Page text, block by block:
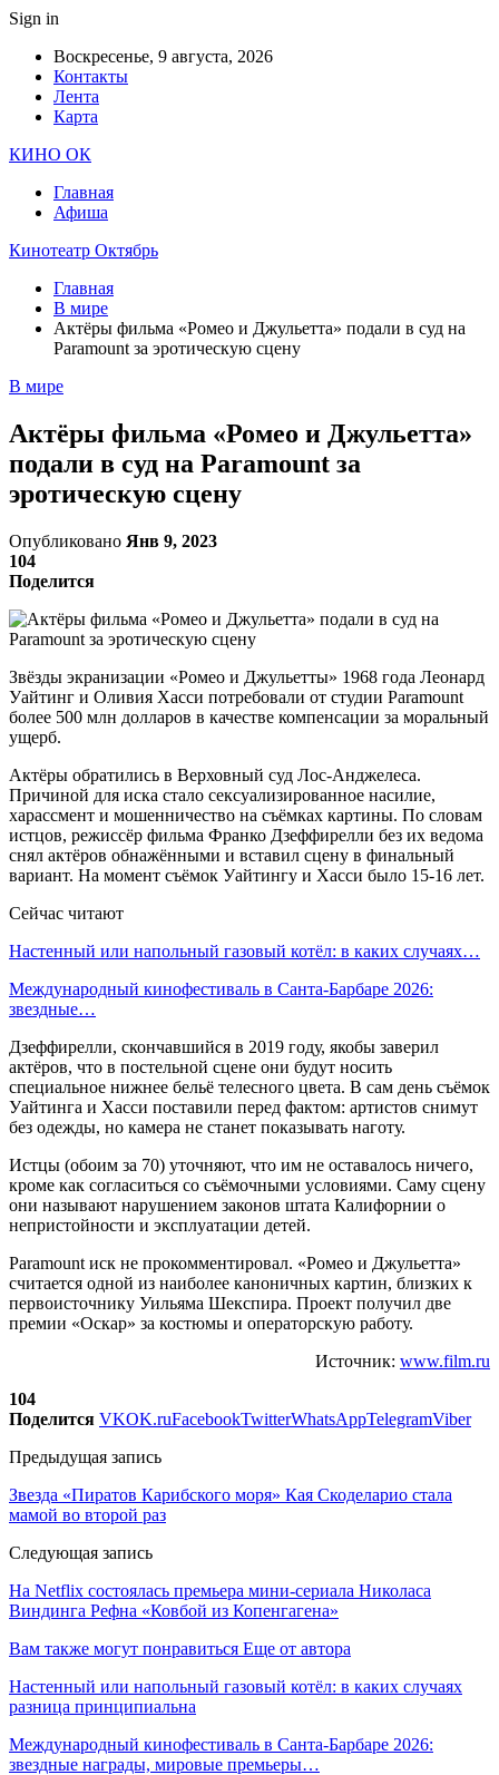
Sign in
Воскресенье, 9 августа, 2026
Контакты
Лента
Карта
КИНО ОК
Главная
Афиша
Кинотеатр Октябрь
Главная
В мире
Актёры фильма «Ромео и Джульетта» подали в суд на
Paramount за эротическую сцену
В мире
Актёры фильма «Ромео и Джульетта»
подали в суд на Paramount за
эротическую сцену
Опубликовано Янв 9, 2023
104
Поделится
Звёзды экранизации «Ромео и Джульетты» 1968 года Леонард
Уайтинг и Оливия Хасси потребовали от студии Paramount
более 500 млн долларов в качестве компенсации за моральный
ущерб.
Актёры обратились в Верховный суд Лос-Анджелеса.
Причиной для иска стало сексуализированное насилие,
харассмент и мошенничество на съёмках картины. По словам
истцов, режиссёр фильма Франко Дзеффирелли без их ведома
снял актёров обнажёнными и вставил сцену в финальный
вариант. На момент съёмок Уайтингу и Хасси было 15-16 лет.
Сейчас читают
Настенный или напольный газовый котёл: в каких случаях…
Международный кинофестиваль в Санта-Барбаре 2026:
звездные…
Дзеффирелли, скончавшийся в 2019 году, якобы заверил
актёров, что в постельной сцене они будут носить
специальное нижнее бельё телесного цвета. В сам день съёмок
Уайтинга и Хасси поставили перед фактом: артистов снимут
без одежды, но камера не станет показывать наготу.
Истцы (обоим за 70) уточняют, что им не оставалось ничего,
кроме как согласиться со съёмочными условиями. Саму сцену
они называют нарушением законов штата Калифорнии о
непристойности и эксплуатации детей.
Paramount иск не прокомментировал. «Ромео и Джульетта»
считается одной из наиболее каноничных картин, близких к
первоисточнику Уильяма Шекспира. Проект получил две
премии «Оскар» за костюмы и операторскую работу.
Источник: www.film.ru
104
Поделится VKOK.ruFacebookTwitterWhatsAppTelegramViber
Предыдущая запись
Звезда «Пиратов Карибского моря» Кая Скоделарио стала
мамой во второй раз
Следующая запись
На Netflix состоялась премьера мини-сериала Николаса
Виндинга Рефна «Ковбой из Копенгагена»
Вам также могут понравиться Еще от автора
Настенный или напольный газовый котёл: в каких случаях
разница принципиальна
Международный кинофестиваль в Санта-Барбаре 2026:
звездные награды, мировые премьеры…